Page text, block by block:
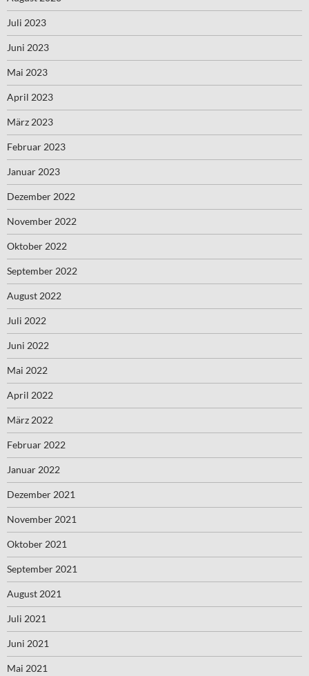
Juli 2023
Juni 2023
Mai 2023
April 2023
März 2023
Februar 2023
Januar 2023
Dezember 2022
November 2022
Oktober 2022
September 2022
August 2022
Juli 2022
Juni 2022
Mai 2022
April 2022
März 2022
Februar 2022
Januar 2022
Dezember 2021
November 2021
Oktober 2021
September 2021
August 2021
Juli 2021
Juni 2021
Mai 2021